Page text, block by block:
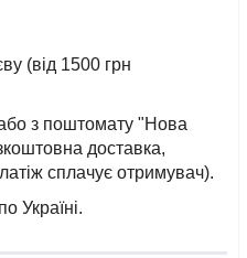
(від 1500 грн
з поштомату "Нова
доставка,
сплачує отримувач).
Україні.